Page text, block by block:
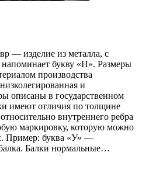
— изделие из металла, с
букву «Н». Размеры
производства
и
описаны в государственном
имеют отличия по толщине
внутреннего ребра
маркировку, которую можно
Пример: буква «У» —
балка. Балки нормальные…